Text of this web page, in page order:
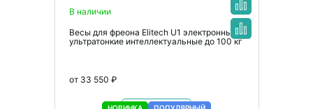
В наличии
Весы для фреона Elitech U1 электронные
ультратонкие интеллектуальные до 100 кг
от 33 550 ₽